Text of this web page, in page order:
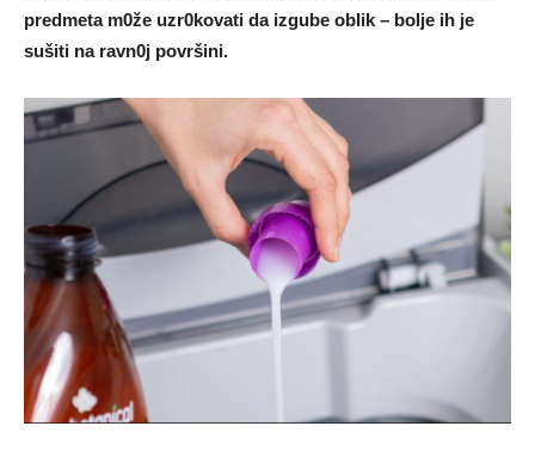
predmeta m0že uzr0kovati da izgube obIik – bolje ih je
sušiti na ravn0j površini.